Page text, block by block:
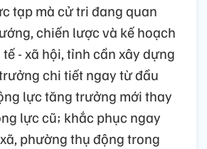
tạp mà cử tri đang quan
chiến lược và kế hoạch
- xã hội, tỉnh cần xây dựng
chi tiết ngay từ đầu
lực tăng trưởng mới thay
lực cũ; khắc phục ngay
phường thụ động trong